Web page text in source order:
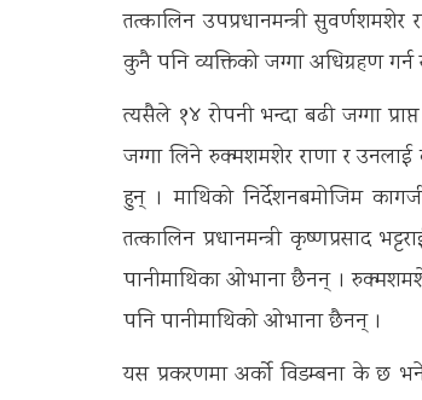
तत्कालिन उपप्रधानमन्त्री
कुनै पनि व्यक्तिको जग्गा अधिग्रहण
त्यसैले १४ रोपनी भन्दा बढी जग्गा
जग्गा लिने रुक्मशमशेर राणा र उनलाई
हुन् । माथिको निर्देशनबमोजिम
तत्कालिन प्रधानमन्त्री कृष्णप्रसाद
पानीमाथिका ओभाना छैनन् ।
पनि पानीमाथिको ओभाना छैनन् ।
यस प्रकरणमा अर्को विडम्बना के छ